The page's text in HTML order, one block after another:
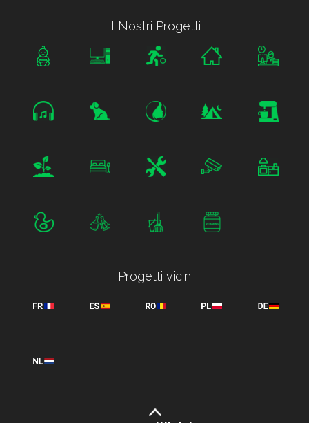
I Nostri Progetti
Progetti vicini